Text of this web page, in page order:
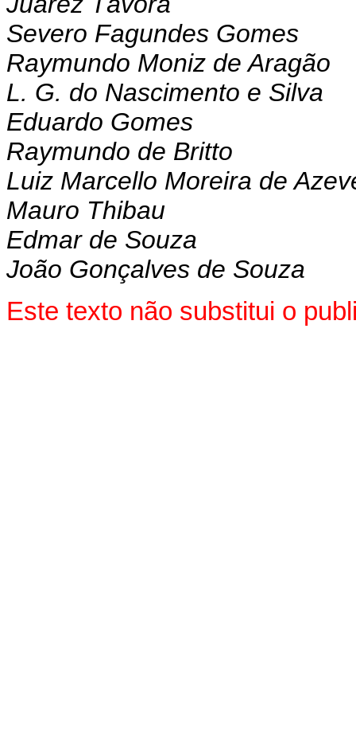
Severo Fagundes Gomes
Raymundo Moniz de Aragão
L. G. do Nascimento e Silva
Eduardo Gomes
Raymundo de Britto
Luiz Marcello Moreira de
Mauro Thibau
Edmar de Souza
João Gonçalves de Souza
Este texto não substitui o